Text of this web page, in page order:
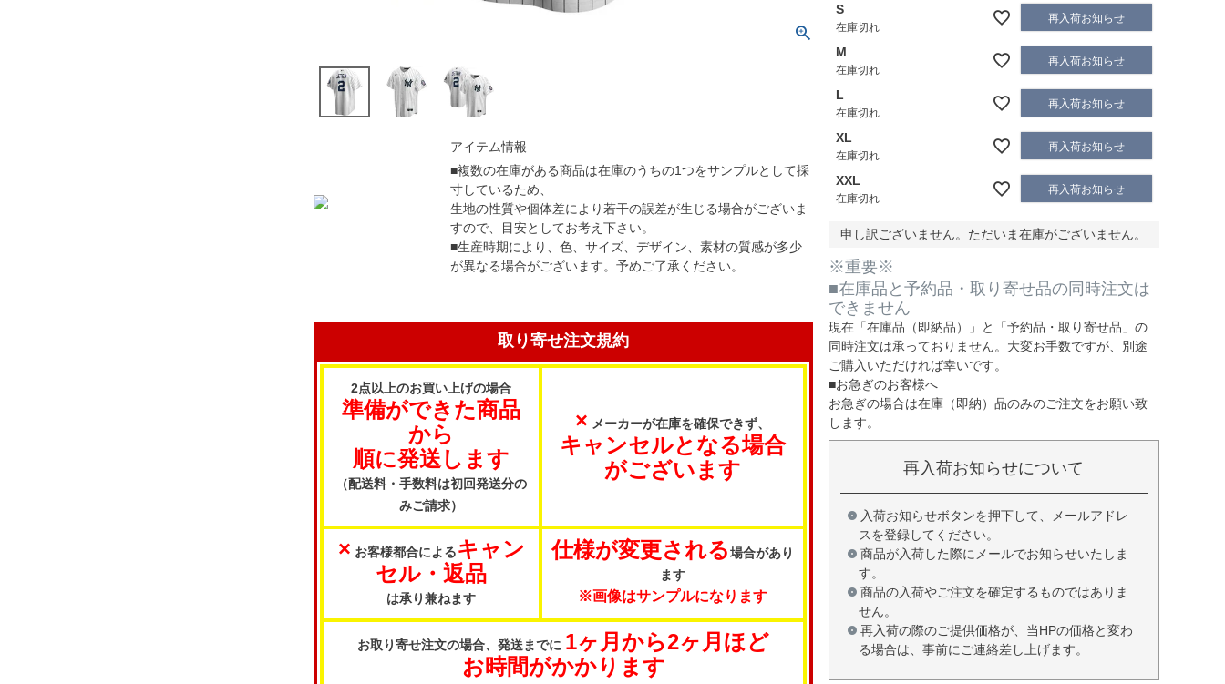
アイテム情報
■複数の在庫がある商品は在庫のうちの1つをサンプルとして採
寸しているため、
生地の性質や個体差により若干の誤差が生じる場合がございま
すので、目安としてお考え下さい。
■生産時期により、色、サイズ、デザイン、素材の質感が多少
が異なる場合がございます。予めご了承ください。
取り寄せ注文規約
2点以上のお買い上げの場合
準備ができた商品
から
順に発送します
（配送料・手数料は初回発送分の
みご請求）
× メーカーが在庫を確保できず、
キャンセルとなる場合
がございます
× お客様都合によるキャン
セル・返品
は承り兼ねます
仕様が変更される場合があり
ます
※画像はサンプルになります
お取り寄せ注文の場合、発送までに 1ヶ月から2ヶ月ほど
お時間がかかります
S
在庫切れ
再入荷お知らせ
M
在庫切れ
再入荷お知らせ
L
在庫切れ
再入荷お知らせ
XL
在庫切れ
再入荷お知らせ
XXL
在庫切れ
再入荷お知らせ
申し訳ございません。ただいま在庫がございません。
※重要※
■在庫品と予約品・取り寄せ品の同時注文は
できません
現在「在庫品（即納品）」 と 「予約品・取り寄せ品」 の
同時注文は承っておりません。大変お手数ですが、別途
ご購入いただければ幸いです。
■お急ぎのお客様へ
お急ぎの場合は在庫（即納）品のみのご注文をお願い致
します。
再入荷お知らせについて
入荷お知らせボタンを押下して、メールアドレ
スを登録してください。
商品が入荷した際にメールでお知らせいたしま
す。
商品の入荷やご注文を確定するものではありま
せん。
再入荷の際のご提供価格が、当HPの価格と変わ
る場合は、事前にご連絡差し上げます。